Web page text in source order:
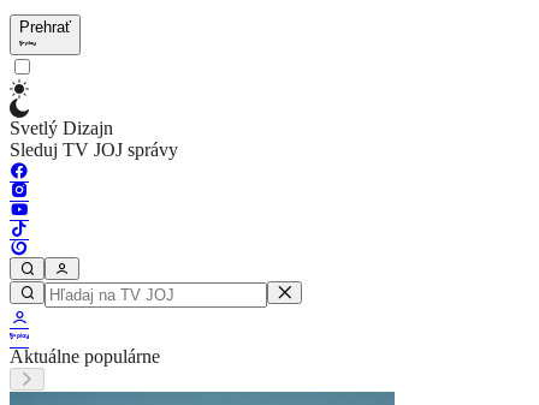
Prehrať
Svetlý Dizajn
Sleduj TV JOJ správy
Aktuálne populárne